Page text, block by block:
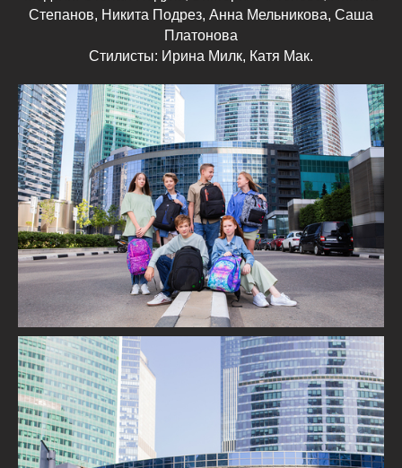
Степанов, Никита Подрез, Анна Мельникова, Саша
Платонова
Стилисты: Ирина Милк, Катя Мак.